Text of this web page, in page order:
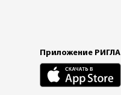
Приложение РИГЛА